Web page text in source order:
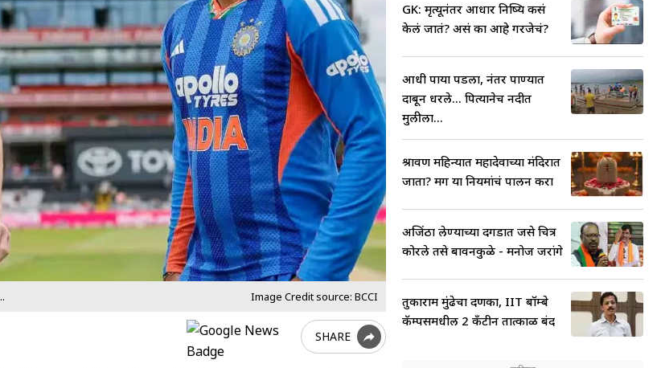
Image Credit source: BCCI
SHARE
GK: मृत्यूनंतर आधार निष्क्रिय कसं
केलं जातं? असं का आहे गरजेचं?
आधी पाया पडला, नंतर पाण्यात
दाबून धरले... पित्यानेच नदीत
मुलीला...
श्रावण महिन्यात महादेवाच्या मंदिरात
जाता? मग या नियमांचं पालन करा
अजिंठा लेण्याच्या दगडात जसे चित्र
कोरले तसे बावनकुळे - मनोज जरांगे
तुकाराम मुंढेचा दणका, IIT बॉम्बे
कॅम्पसमधील 2 कँटीन तात्काळ बंद